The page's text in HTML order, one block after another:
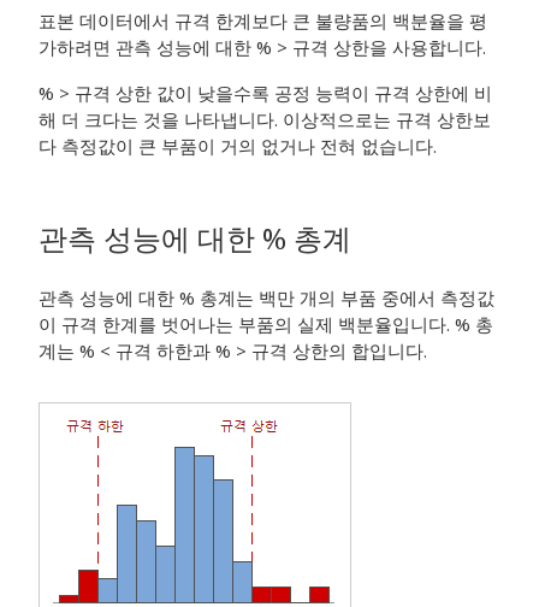
표본 데이터에서 규격 한계보다 큰 불량품의 백분율을 평
가하려면 관측 성능에 대한 % > 규격 상한을 사용합니다.
% > 규격 상한 값이 낮을수록 공정 능력이 규격 상한에 비
해 더 크다는 것을 나타냅니다. 이상적으로는 규격 상한보
다 측정값이 큰 부품이 거의 없거나 전혀 없습니다.
관측 성능에 대한 % 총계
관측 성능에 대한 % 총계는 백만 개의 부품 중에서 측정값
이 규격 한계를 벗어나는 부품의 실제 백분율입니다. % 총
계는 % < 규격 하한과 % > 규격 상한의 합입니다.